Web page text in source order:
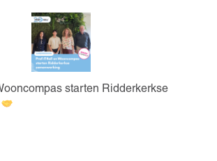
starten Ridderkerkse